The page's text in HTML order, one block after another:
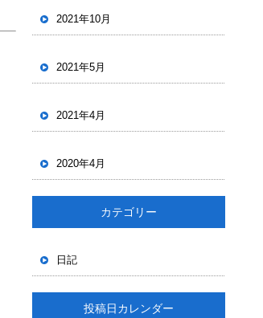
2021年10月
2021年5月
2021年4月
2020年4月
カテゴリー
日記
投稿日カレンダー